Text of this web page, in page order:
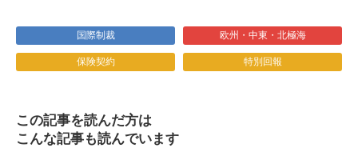
国際制裁 欧州・中東・北極海
保険契約 特別回報
この記事を読んだ方は
こんな記事も読んでいます